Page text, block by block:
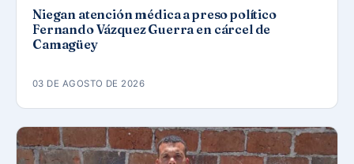
Niegan atención médica a preso político
Fernando Vázquez Guerra en cárcel de
Camagüey
03 DE AGOSTO DE 2026